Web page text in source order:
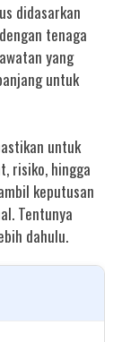
didasarkan
tenaga
yang
untuk
untuk
risiko, hingga
keputusan
Tentunya
dahulu.